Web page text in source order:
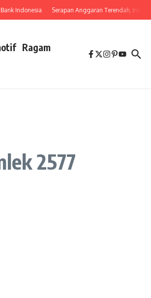
Serapan Anggaran Terendah, Inspektorat
Ragam
2577